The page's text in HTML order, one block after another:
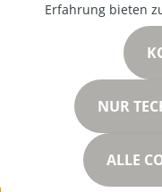
Erfahrung bieten
NUR
ALLE